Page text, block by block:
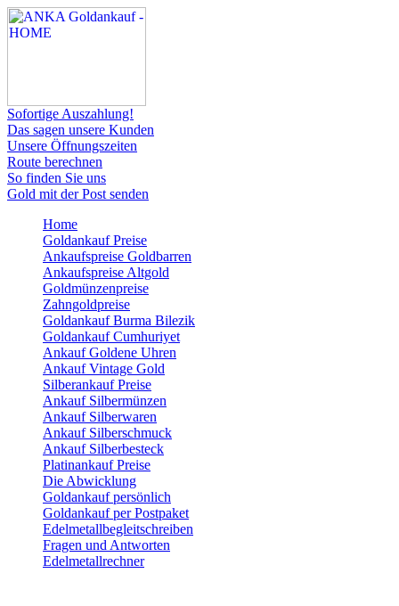
Sofortige Auszahlung!
Das sagen unsere Kunden
Unsere Öffnungszeiten
Route berechnen
So finden Sie uns
Gold mit der Post senden
Home
Goldankauf Preise
Ankaufspreise Goldbarren
Ankaufspreise Altgold
Goldmünzenpreise
Zahngoldpreise
Goldankauf Burma Bilezik
Goldankauf Cumhuriyet
Ankauf Goldene Uhren
Ankauf Vintage Gold
Silberankauf Preise
Ankauf Silbermünzen
Ankauf Silberwaren
Ankauf Silberschmuck
Ankauf Silberbesteck
Platinankauf Preise
Die Abwicklung
Goldankauf persönlich
Goldankauf per Postpaket
Edelmetallbegleitschreiben
Fragen und Antworten
Edelmetallrechner